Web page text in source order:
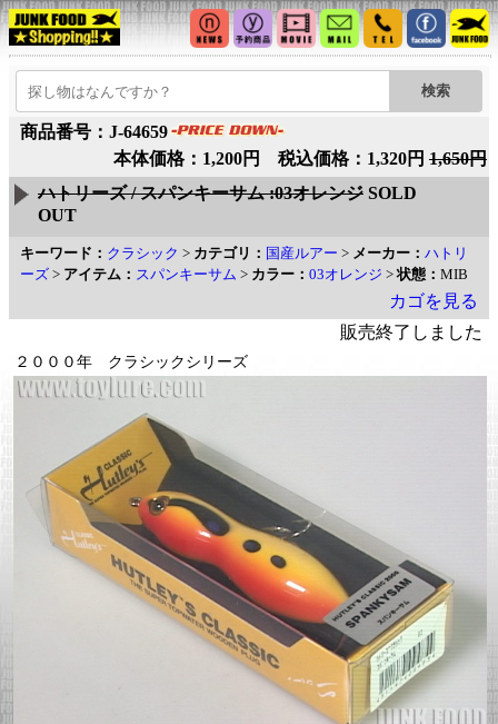
商品番号：J-64659
本体価格：1,200円 税込価格：1,320円 1,650円
ハトリーズ / スパンキーサム :03オレンジ SOLD
OUT
キーワード： クラシック > カテゴリ： 国産ルアー > メーカー： ハトリ
ーズ > アイテム： スパンキーサム > カラー： 03オレンジ >状態： MIB
カゴを見る
販売終了しました
２０００年 クラシックシリーズ